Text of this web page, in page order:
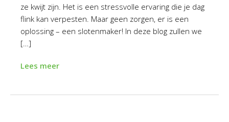
ze kwijt zijn. Het is een stressvolle ervaring die je dag
flink kan verpesten. Maar geen zorgen, er is een
oplossing – een slotenmaker! In deze blog zullen we
[…]
Lees meer